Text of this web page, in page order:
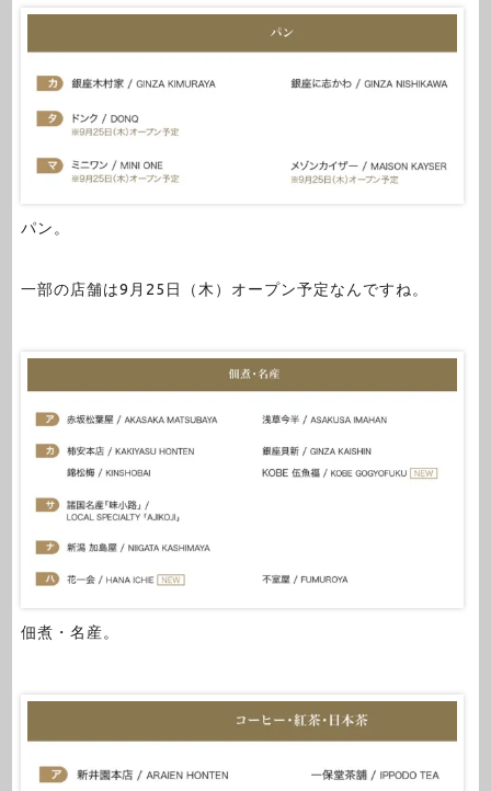
パン。
一部の店舗は9月25日（木）オープン予定なんですね。
佃煮・名産。